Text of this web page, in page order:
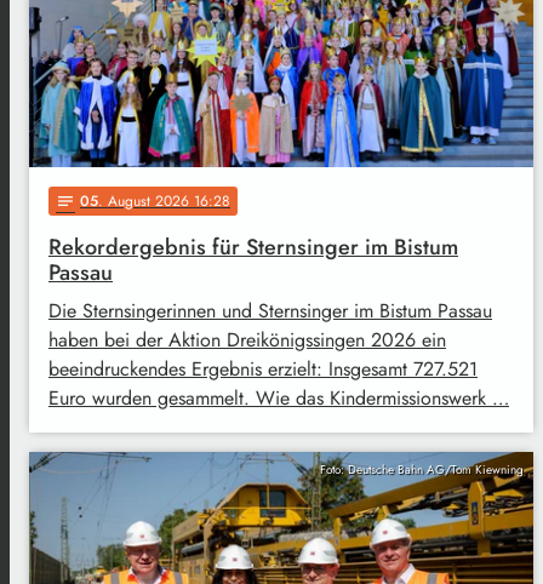
notes 05. August 2026 16:28
Rekordergebnis für Sternsinger im Bistum
Passau
Die Sternsingerinnen und Sternsinger im Bistum Passau
haben bei der Aktion Dreikönigssingen 2026 ein
beeindruckendes Ergebnis erzielt: Insgesamt 727.521
Euro wurden gesammelt. Wie das Kindermissionswerk …
Foto: Deutsche Bahn AG/Tom Kiewning